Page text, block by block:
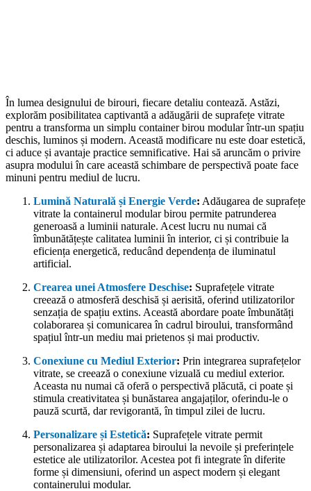
În lumea designului de birouri, fiecare detaliu contează. Astăzi,
explorăm posibilitatea captivantă a adăugării de suprafețe vitrate
pentru a transforma un simplu container birou modular într-un spațiu
deschis, luminos și modern. Această modificare nu este doar estetică,
ci aduce și avantaje practice semnificative. Hai să aruncăm o privire
asupra modului în care această schimbare de perspectivă poate face
minuni pentru mediul de lucru.
Lumină Naturală și Energie Verde: Adăugarea de suprafețe
vitrate la containerul modular birou permite patrunderea
generoasă a luminii naturale. Acest lucru nu numai că
îmbunătățește calitatea luminii în interior, ci și contribuie la
eficiența energetică, reducând dependența de iluminatul
artificial.
Crearea unei Atmosfere Deschise: Suprafețele vitrate
creează o atmosferă deschisă și aerisită, oferind utilizatorilor
senzația de spațiu extins. Această abordare poate îmbunătăți
colaborarea și comunicarea în cadrul biroului, transformând
spațiul într-un mediu mai prietenos și mai productiv.
Conexiune cu Mediul Exterior: Prin integrarea suprafețelor
vitrate, se creează o conexiune vizuală cu mediul exterior.
Aceasta nu numai că oferă o perspectivă plăcută, ci poate și
stimula creativitatea și bunăstarea angajaților, oferindu-le o
pauză scurtă, dar revigorantă, în timpul zilei de lucru.
Personalizare și Estetică: Suprafețele vitrate permit
personalizarea și adaptarea biroului la nevoile și preferințele
estetice ale utilizatorilor. Acestea pot fi integrate în diferite
forme și dimensiuni, oferind un aspect modern și elegant
containerului modular.